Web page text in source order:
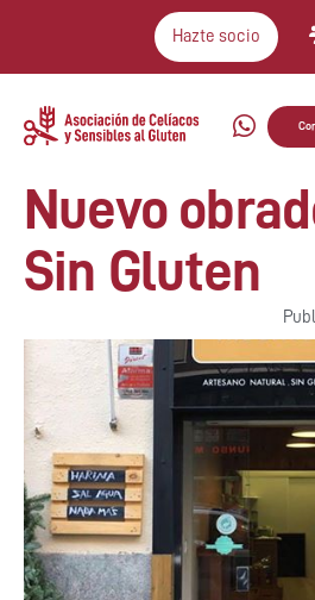
Hazte socio
Nuevo
Sin Gluten